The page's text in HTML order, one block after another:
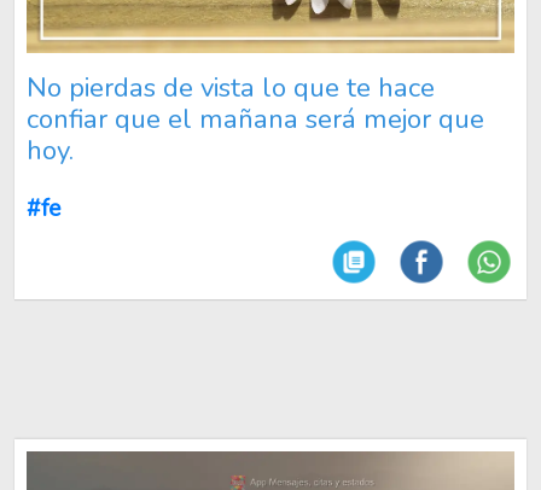
No pierdas de vista lo que te hace
confiar que el mañana será mejor que
hoy.
#fe